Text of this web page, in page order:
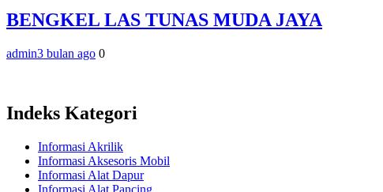
BENGKEL LAS TUNAS MUDA JAYA
admin3 bulan ago 0
Indeks Kategori
Informasi Akrilik
Informasi Aksesoris Mobil
Informasi Alat Dapur